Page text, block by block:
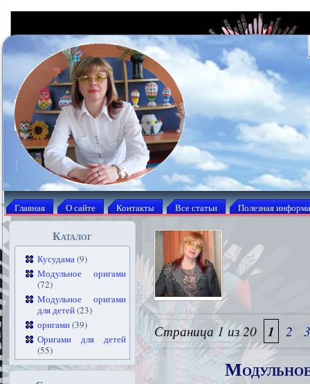
Главная О сайте Контакты Все статьи Полезная
Каталог
Кусудама(9)
Модульное оригами
(72)
Модульное оригами
для детей(23)
оригами(39)
Оригами для детей
(55)
Страница 1 из 20 1 2 3